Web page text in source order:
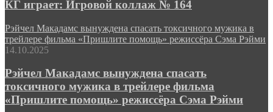
КГ играет: Игровой коллаж № 164
Рэйчел Макадамс вынуждена спасать токсичного мужика в
трейлере фильма «Пришлите помощь» режиссёра Сэма Рэйми
14.10.2025
Рэйчел Макадамс вынуждена спасать
токсичного мужика в трейлере фильма
«Пришлите помощь» режиссёра Сэма Рэйми